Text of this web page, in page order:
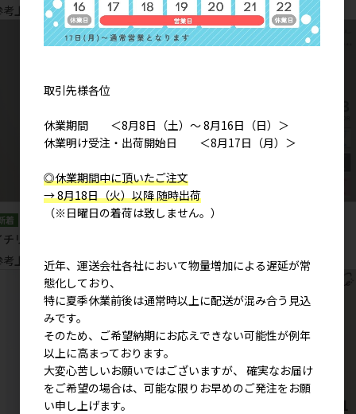
上代
2,900円
参考上代
2,900円
リュウマンバイ Ｔシャツ
上代
2,900円
参考上代 2,900円
取引先様各位
休業期間 ＜8月8日（土）～ 8月16日（日）＞
休業明け受注・出荷開始日 ＜8月17日（月）＞
◎休業期間中に頂いたご注文
→ 8月18日（火）以降 随時出荷
（※日曜日の着荷は致しません。）
近年、運送会社各社において物量増加による遅延が常
態化しており、
特に夏季休業前後は通常時以上に配送が混み合う見込
みです。
そのため、ご希望納期にお応えできない可能性が例年
以上に高まっております。
大変心苦しいお願いではございますが、 確実なお届け
をご希望の場合は、可能な限りお早めのご発注をお願
い申し上げます。